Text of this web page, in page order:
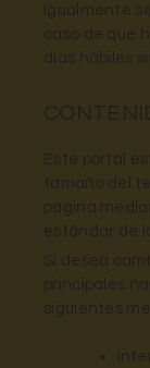
Igualmente
caso de que
días hábiles
Este portal
tamaño del
página
estándar de
Si desea
principales
siguientes